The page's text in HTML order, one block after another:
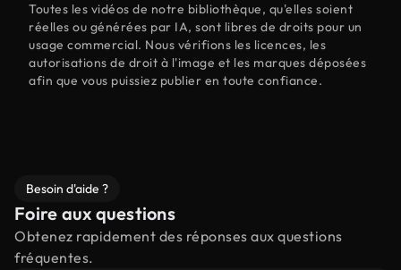
Toutes les vidéos de notre bibliothèque, qu'elles soient
réelles ou générées par IA, sont libres de droits pour un
usage commercial. Nous vérifions les licences, les
autorisations de droit à l'image et les marques déposées
afin que vous puissiez publier en toute confiance.
Besoin d'aide ?
Foire aux questions
Obtenez rapidement des réponses aux questions
fréquentes.